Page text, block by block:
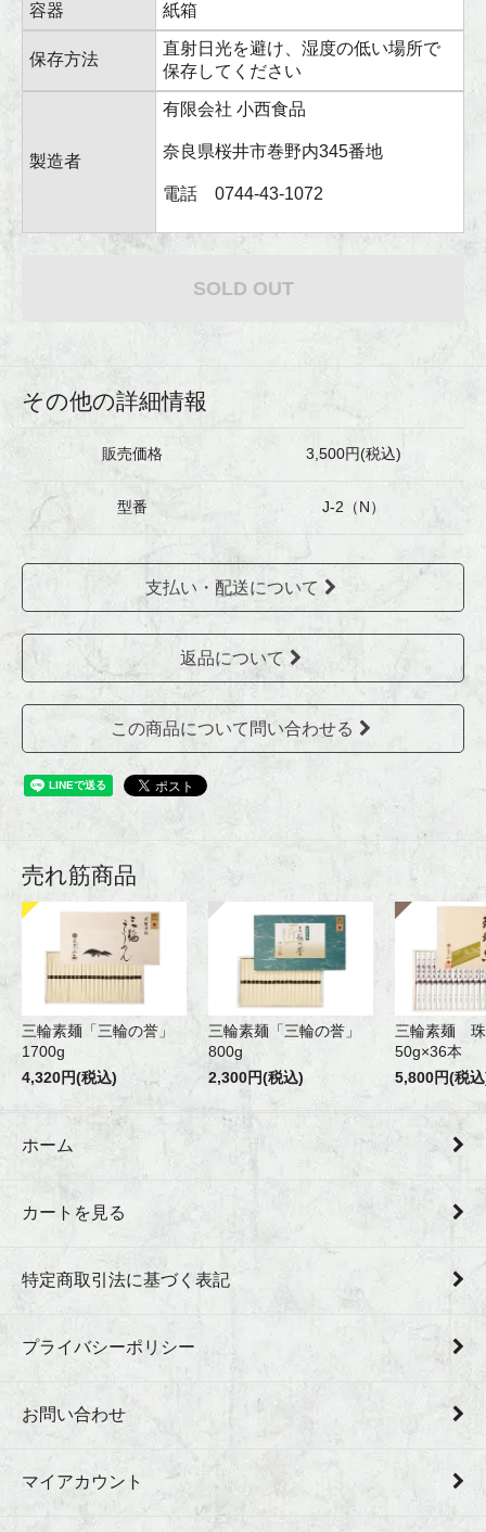
容器 紙箱
保存方法
直射日光を避け、湿度の低い場所で
保存してください
製造者
有限会社 小西食品
奈良県桜井市巻野内345番地
電話 0744-43-1072
SOLD OUT
その他の詳細情報
販売価格 3,500円(税込)
型番 J-2（N）
支払い・配送について
返品について
この商品について問い合わせる
売れ筋商品
三輪素麺「三輪の誉」
1700g
4,320円(税込)
三輪素麺「三輪の誉」
800g
2,300円(税込)
三輪素麺 珠
50g×36本
5,800円(税
ホーム
カートを見る
特定商取引法に基づく表記
プライバシーポリシー
お問い合わせ
マイアカウント